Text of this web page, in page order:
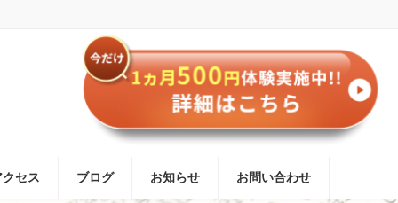
クセス ブログ お知らせ お問い合わせ